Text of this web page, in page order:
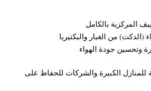
المركزية بالكامل
من الغبار والبكتيريا
وتحسين جودة الهواء
للمنازل الكبيرة والشركات للحفاظ على